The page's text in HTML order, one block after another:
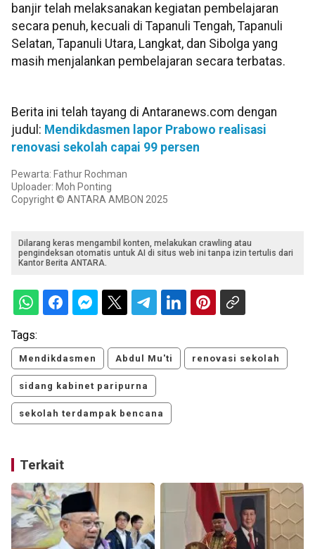
banjir telah melaksanakan kegiatan pembelajaran
secara penuh, kecuali di Tapanuli Tengah, Tapanuli
Selatan, Tapanuli Utara, Langkat, dan Sibolga yang
masih menjalankan pembelajaran secara terbatas.
Berita ini telah tayang di Antaranews.com dengan
judul: Mendikdasmen lapor Prabowo realisasi
renovasi sekolah capai 99 persen
Pewarta: Fathur Rochman
Uploader: Moh Ponting
Copyright © ANTARA AMBON 2025
Dilarang keras mengambil konten, melakukan crawling atau
pengindeksan otomatis untuk AI di situs web ini tanpa izin tertulis dari
Kantor Berita ANTARA.
Tags:
Mendikdasmen Abdul Mu'ti renovasi sekolah
sidang kabinet paripurna
sekolah terdampak bencana
Terkait